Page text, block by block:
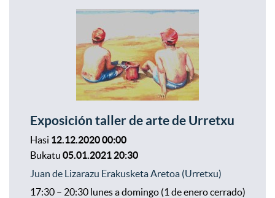
Exposición taller de arte de Urretxu
Hasi 12.12.2020 00:00
Bukatu 05.01.2021 20:30
Juan de Lizarazu Erakusketa Aretoa (Urretxu)
17:30 – 20:30 lunes a domingo (1 de enero cerrado)